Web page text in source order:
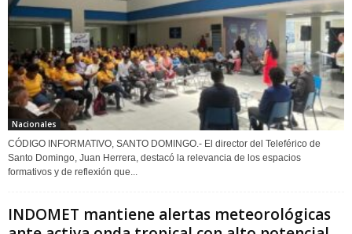
Nacionales
CÓDIGO INFORMATIVO, SANTO DOMINGO.- El director del Teleférico de
Santo Domingo, Juan Herrera, destacó la relevancia de los espacios
formativos y de reflexión que...
INDOMET mantiene alertas meteorológicas